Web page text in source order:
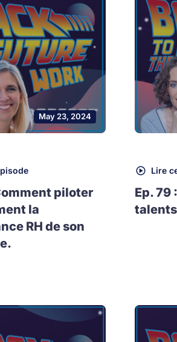
May 23, 2024
piloter
la
RH de son
Lire
Ep. 79
talents